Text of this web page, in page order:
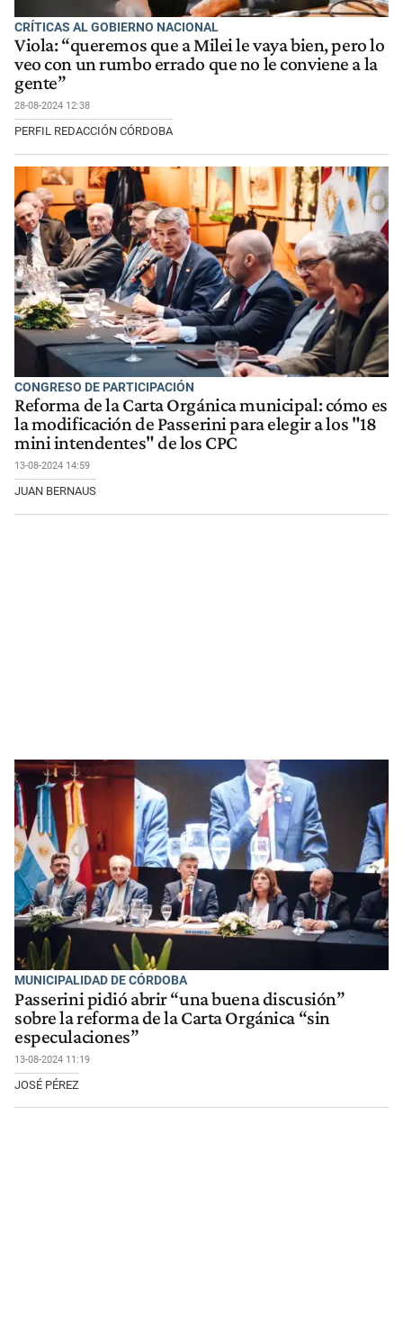
CRÍTICAS AL GOBIERNO NACIONAL
Viola: “queremos que a Milei le vaya bien, pero lo
veo con un rumbo errado que no le conviene a la
gente”
28-08-2024 12:38
PERFIL REDACCIÓN CÓRDOBA
CONGRESO DE PARTICIPACIÓN
Reforma de la Carta Orgánica municipal: cómo es
la modificación de Passerini para elegir a los "18
mini intendentes" de los CPC
13-08-2024 14:59
JUAN BERNAUS
MUNICIPALIDAD DE CÓRDOBA
Passerini pidió abrir “una buena discusión”
sobre la reforma de la Carta Orgánica “sin
especulaciones”
13-08-2024 11:19
JOSÉ PÉREZ